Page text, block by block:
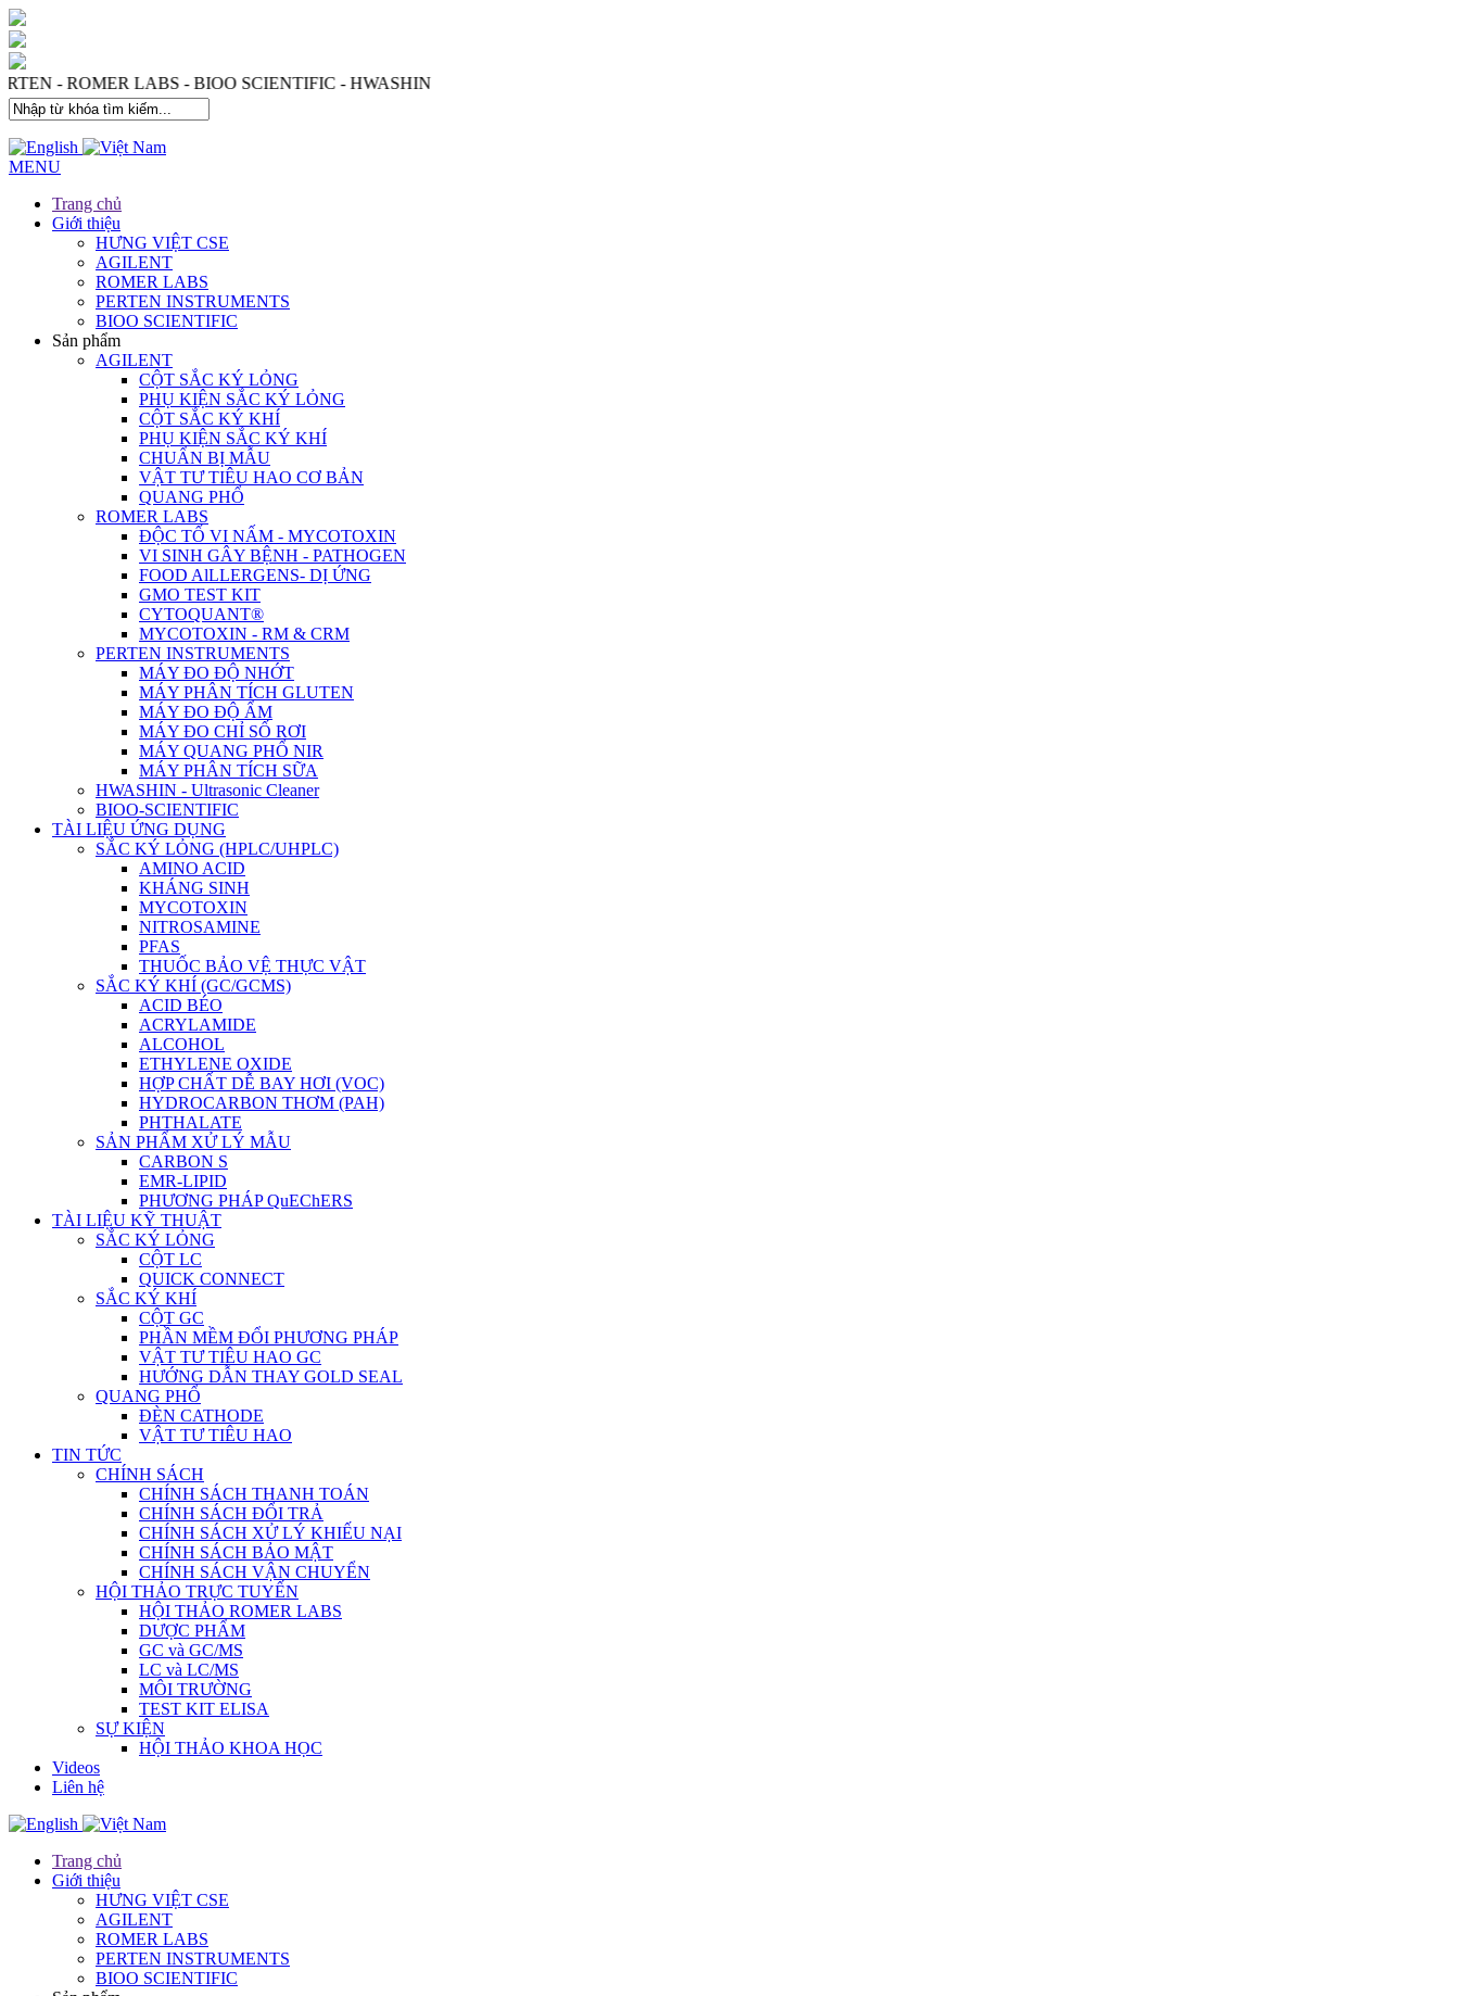
- PERTEN - ROMER LABS - BIOO SCIENTIFIC - HWASHIN
MENU
Trang chủ
Giới thiệu
HƯNG VIỆT CSE
AGILENT
ROMER LABS
PERTEN INSTRUMENTS
BIOO SCIENTIFIC
Sản phẩm
AGILENT
CỘT SẮC KÝ LỎNG
PHỤ KIỆN SẮC KÝ LỎNG
CỘT SẮC KÝ KHÍ
PHỤ KIỆN SẮC KÝ KHÍ
CHUẨN BỊ MẪU
VẬT TƯ TIÊU HAO CƠ BẢN
QUANG PHỔ
ROMER LABS
ĐỘC TỐ VI NẤM - MYCOTOXIN
VI SINH GÂY BỆNH - PATHOGEN
FOOD AlLLERGENS- DỊ ỨNG
GMO TEST KIT
CYTOQUANT®
MYCOTOXIN - RM & CRM
PERTEN INSTRUMENTS
MÁY ĐO ĐỘ NHỚT
MÁY PHÂN TÍCH GLUTEN
MÁY ĐO ĐỘ ẨM
MÁY ĐO CHỈ SỐ RƠI
MÁY QUANG PHỔ NIR
MÁY PHÂN TÍCH SỮA
HWASHIN - Ultrasonic Cleaner
BIOO-SCIENTIFIC
TÀI LIỆU ỨNG DỤNG
SẮC KÝ LỎNG (HPLC/UHPLC)
AMINO ACID
KHÁNG SINH
MYCOTOXIN
NITROSAMINE
PFAS
THUỐC BẢO VỆ THỰC VẬT
SẮC KÝ KHÍ (GC/GCMS)
ACID BÉO
ACRYLAMIDE
ALCOHOL
ETHYLENE OXIDE
HỢP CHẤT DỄ BAY HƠI (VOC)
HYDROCARBON THƠM (PAH)
PHTHALATE
SẢN PHẨM XỬ LÝ MẪU
CARBON S
EMR-LIPID
PHƯƠNG PHÁP QuEChERS
TÀI LIỆU KỸ THUẬT
SẮC KÝ LỎNG
CỘT LC
QUICK CONNECT
SẮC KÝ KHÍ
CỘT GC
PHẦN MỀM ĐỔI PHƯƠNG PHÁP
VẬT TƯ TIÊU HAO GC
HƯỚNG DẪN THAY GOLD SEAL
QUANG PHỔ
ĐÈN CATHODE
VẬT TƯ TIÊU HAO
TIN TỨC
CHÍNH SÁCH
CHÍNH SÁCH THANH TOÁN
CHÍNH SÁCH ĐỔI TRẢ
CHÍNH SÁCH XỬ LÝ KHIẾU NẠI
CHÍNH SÁCH BẢO MẬT
CHÍNH SÁCH VẬN CHUYỂN
HỘI THẢO TRỰC TUYẾN
HỘI THẢO ROMER LABS
DƯỢC PHẨM
GC và GC/MS
LC và LC/MS
MÔI TRƯỜNG
TEST KIT ELISA
SỰ KIỆN
HỘI THẢO KHOA HỌC
Videos
Liên hệ
Trang chủ
Giới thiệu
HƯNG VIỆT CSE
AGILENT
ROMER LABS
PERTEN INSTRUMENTS
BIOO SCIENTIFIC